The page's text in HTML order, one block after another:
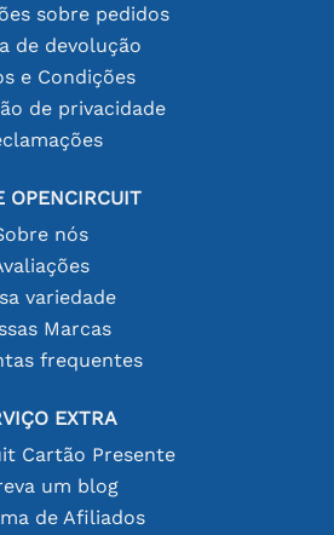
sobre pedidos
de devolução
e Condições
de privacidade
OPENCIRCUIT
nós
variedade
Marcas
frequentes
EXTRA
Cartão Presente
um blog
de Afiliados